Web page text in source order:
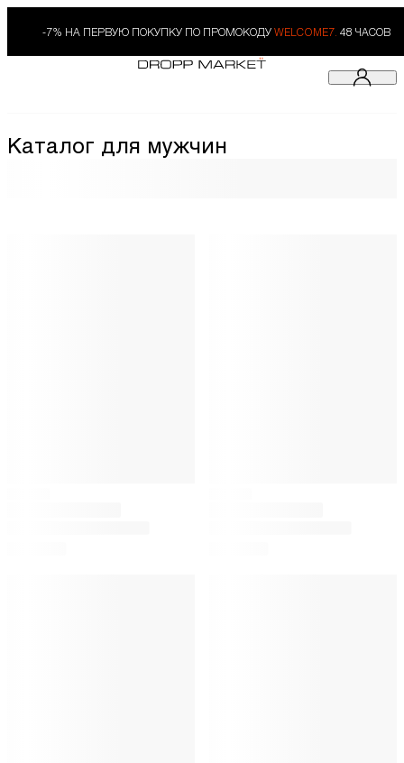
-7% НА ПЕРВУЮ ПОКУПКУ ПО ПРОМОКОДУ WELCOME7. 48 ЧАСОВ
Каталог для мужчин